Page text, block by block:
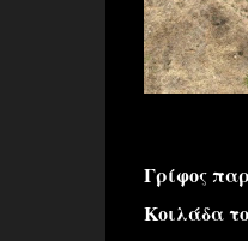
Γρίφος
Κοιλάδα